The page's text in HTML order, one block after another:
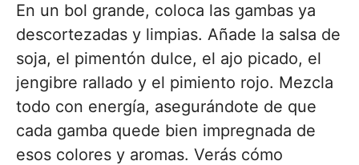
En un bol grande, coloca las gambas ya
descortezadas y limpias. Añade la salsa de
soja, el pimentón dulce, el ajo picado, el
jengibre rallado y el pimiento rojo. Mezcla
todo con energía, asegurándote de que
cada gamba quede bien impregnada de
esos colores y aromas. Verás cómo